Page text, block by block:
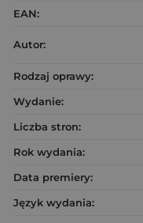
EAN:
Autor:
Rodzaj oprawy:
Wydanie:
Liczba stron:
Rok wydania:
Data premiery:
Język wydania: